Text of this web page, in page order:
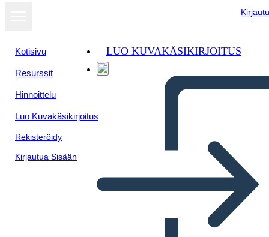
Kotisivu
Resurssit
Hinnoittelu
Luo Kuvakäsikirjoitus
Rekisteröidy
Kirjautua Sisään
LUO KUVAKÄSIKIRJOITUS
Näytä
diaesityksenä